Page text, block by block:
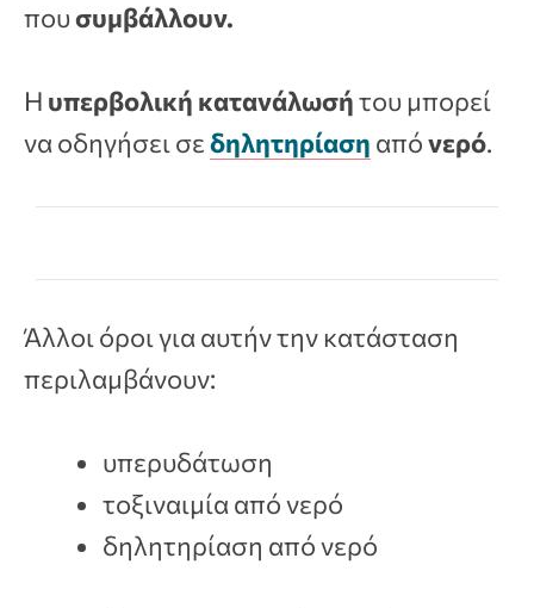
πουσυμβάλλουν.
Η υπερβολική κατανάλωσήτου μπορεί
να οδηγήσει σεδηλητηρίαση απόνερό.
Άλλοι όροι για αυτήν την κατάσταση
περιλαμβάνουν:
υπερυδάτωση
τοξιναιμία από νερό
δηλητηρίαση από νερό